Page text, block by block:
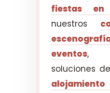
fiestas en
nuestros
eventos,
soluciones de